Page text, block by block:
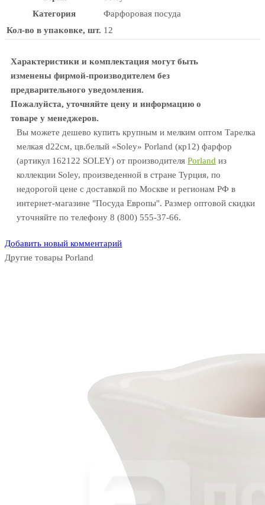
Категория
Фарфоровая посуда
Кол-во в упаковке, шт. 12
Характеристики и комплектация могут быть
изменены фирмой-производителем без
предварительного уведомления.
Пожалуйста, уточняйте цену и информацию о
товаре у менеджеров.
Вы можете дешево купить крупным и мелким оптом Тарелка
мелкая d22см, цв.белый «Soley» Porland (кр12) фарфор
(артикул 162122 SOLEY) от производителя Porland из
коллекции Soley, произведенной в стране Турция, по
недорогой цене с доставкой по Москве и регионам РФ в
интернет-магазине "Посуда Европы". Размер оптовой скидки
уточняйте по телефону 8 (800) 555-37-66.
Добавить новый комментарий
Другие товары Porland